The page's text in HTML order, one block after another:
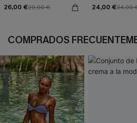
26,00 €29,00 € 24,00 €34,00
COMPRADOS